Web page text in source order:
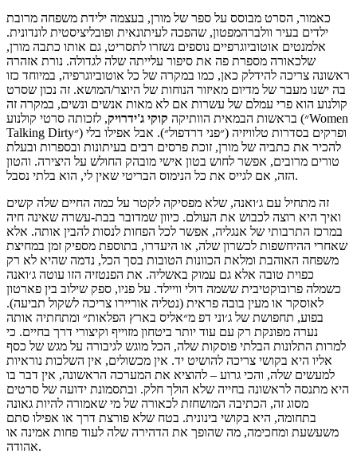
כאמור, הסרט מבוסס על ספר של מורן, בעצמה ילידת משפחה מרובת
ילדים בעיר וולברהמפטון, שהפכה לעיתונאית ופובליציסטית לונדונית.
אלמנטים אוטוביוגרפיים נוספים נשזרו לתסריט, גם אותו כתבה מורן,
שלכאורה מספרת פה את סיפור עלייתה שלה לגדולה. נורת אזהרה
ראשונה צריכה להידלק כאן, כמו במקרה של כל אוטוביוגרפיה, במיוחד כזו
בה ישנו מעבר של מדיום מאיזור הנוחות של היוצר/המושא. זה נכון שסרט
קולנוע הוא פרי עמלם של עשרות אם לא מאות אנשים ונשים, במקרה זה
בראשות הבמאית הוותיקה קוקי ג'ידרויק, לזכותה סרטי קולנוע (״Women
Talking Dirty״) ופרקים בסדרות טלוויזיה (״פני דרדפול״). אבל אפילו בלי
להכיר את כתביה של מורן, זוכת פרסים רבים בעיתונות ובספרות ובעלת
טורים מרובים, אפשר לחוש בטון אישי מובהק החולש על היצירה. והטון
הזה, אם לגייס את כל הנימוס הבריטי שאין לי, הוא בלתי נסבל.
זה מתחיל עם ג׳ואנה, שלא מפסיקה לקטר על כמה החיים שלה קשים
ואיך היא רוצה לכבוש את העולם. כיוון שמדובר בבת-עשרה שאינה חיה
במרכז התרבותי של אנגליה, אפשר לכל הפחות לנסות להבין אותה. אלא
שאחרי ההיחשפות לכשרון שלה, או היעדרו, בתוספת מספיק זמן במחיצת
משפחה האוהבת ומלאת הכוונות הטובות בסך הכל, נדמה שהיא לא רק
כפוית טובה אלא גם עמוק באשליה. את הפנטזיה הזו עוטה ג׳ואנה
כשמלה פרובוקטיבית ששמה דולי וויילד. על פניו, ספק שילוב בין פארטון
לאוסקר או מעין בובה פראית (נטליה אוריירו צריכה לשקול תביעה).
בפוע, תחפושת של ג׳וני דפ מ״אליס בארץ הפלאות״ ומתחתיה אותה
נערה מפונקת רק עם עוד יותר ביטחון מזוייף וקיצורי דרך בחיים. כי
למרות התלונות הבלתי פוסקות שלה, הכל מוגש לגיבורה על מגש של כסף
אליו היא בקושי צריכה להושיט יד. אין מכשולים, אין השלכות נוראיות
למעשים שלה, והכי גרוע – להוציא את המערכה הראשונה, אין דבר בו
היא מתנסה לראשונה בחייה שלא הולך חלק. ובתסמונת ידועה של סרטים
מסוג זה, הכתיבה המושחזת לכאורה של מי שאמורה להיות גאונה
בתחומה, היא בקושי בינונית. בטח שלא פורצת דרך או אפילו סתם
משעשעת ומחכימה, מה שהופך את הדהירה שלה לעוד פחות אמינה או
אהודה.